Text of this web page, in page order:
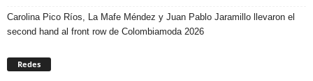
Carolina Pico Ríos, La Mafe Méndez y Juan Pablo Jaramillo llevaron el
second hand al front row de Colombiamoda 2026
Redes